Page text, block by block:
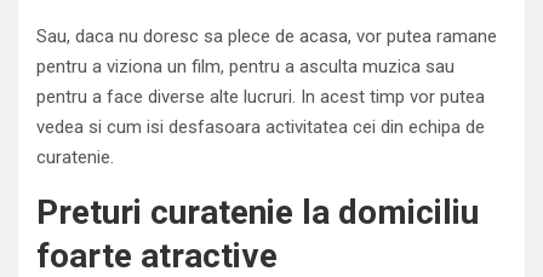
Sau, daca nu doresc sa plece de acasa, vor putea ramane
pentru a viziona un film, pentru a asculta muzica sau
pentru a face diverse alte lucruri. In acest timp vor putea
vedea si cum isi desfasoara activitatea cei din echipa de
curatenie.
Preturi curatenie la domiciliu
foarte atractive